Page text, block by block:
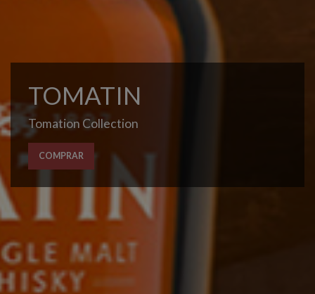
TOMATIN
Tomation Collection
COMPRAR